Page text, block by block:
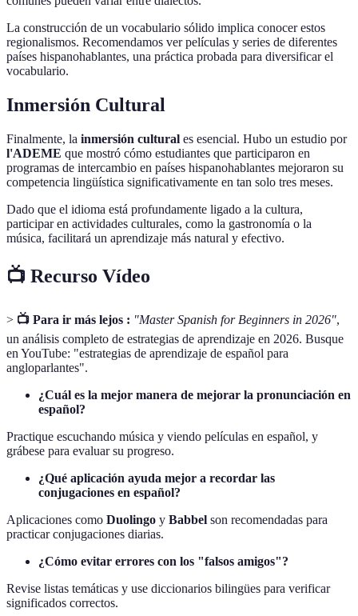
La construcción de un vocabulario sólido implica conocer estos
regionalismos. Recomendamos ver películas y series de diferentes
países hispanohablantes, una práctica probada para diversificar el
vocabulario.
Inmersión Cultural
Finalmente, la inmersión cultural es esencial. Hubo un estudio por
l'ADEME que mostró cómo estudiantes que participaron en
programas de intercambio en países hispanohablantes mejoraron su
competencia lingüística significativamente en tan solo tres meses.
Dado que el idioma está profundamente ligado a la cultura,
participar en actividades culturales, como la gastronomía o la
música, facilitará un aprendizaje más natural y efectivo.
📺 Recurso Vídeo
> 📺 Para ir más lejos : "Master Spanish for Beginners in 2026",
un análisis completo de estrategias de aprendizaje en 2026. Busque
en YouTube: "estrategias de aprendizaje de español para
angloparlantes".
¿Cuál es la mejor manera de mejorar la pronunciación en
español?
Practique escuchando música y viendo películas en español, y
grábese para evaluar su progreso.
¿Qué aplicación ayuda mejor a recordar las
conjugaciones en español?
Aplicaciones como Duolingo y Babbel son recomendadas para
practicar conjugaciones diarias.
¿Cómo evitar errores con los "falsos amigos"?
Revise listas temáticas y use diccionarios bilingües para verificar
significados correctos.